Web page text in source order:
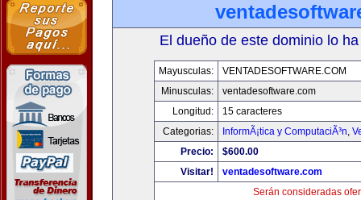
El dueño de este dominio lo
Mayusculas:
VENTADESOFTWARE.COM
Minusculas:
ventadesoftware.com
Longitud:
15 caracteres
Categorias:
InformÃ¡tica y ComputaciÃ³n,
Precio:
$600.00
Visitar!
ventadesoftware.com
Serán consideradas